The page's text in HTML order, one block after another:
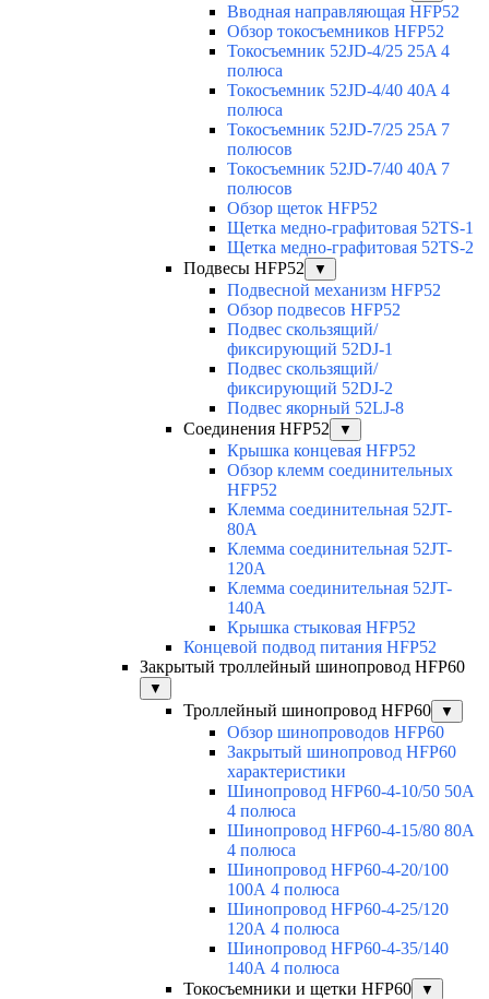
Вводная направляющая HFP52
Обзор токосъемников HFP52
Токосъемник 52JD-4/25 25A 4
полюса
Токосъемник 52JD-4/40 40A 4
полюса
Токосъемник 52JD-7/25 25A 7
полюсов
Токосъемник 52JD-7/40 40A 7
полюсов
Обзор щеток HFP52
Щетка медно-графитовая 52TS-1
Щетка медно-графитовая 52TS-2
Подвесы HFP52
▼
Подвесной механизм HFP52
Обзор подвесов HFP52
Подвес скользящий/
фиксирующий 52DJ-1
Подвес скользящий/
фиксирующий 52DJ-2
Подвес якорный 52LJ-8
Соединения HFP52
▼
Крышка концевая HFP52
Обзор клемм соединительных
HFP52
Клемма соединительная 52JT-
80A
Клемма соединительная 52JT-
120A
Клемма соединительная 52JT-
140A
Крышка стыковая HFP52
Концевой подвод питания HFP52
Закрытый троллейный шинопровод HFP60
▼
Троллейный шинопровод HFP60 ▼
Обзор шинопроводов HFP60
Закрытый шинопровод HFP60
характеристики
Шинопровод HFP60-4-10/50 50А
4 полюса
Шинопровод HFP60-4-15/80 80А
4 полюса
Шинопровод HFP60-4-20/100
100А 4 полюса
Шинопровод HFP60-4-25/120
120А 4 полюса
Шинопровод HFP60-4-35/140
140А 4 полюса
Токосъемники и щетки HFP60
▼